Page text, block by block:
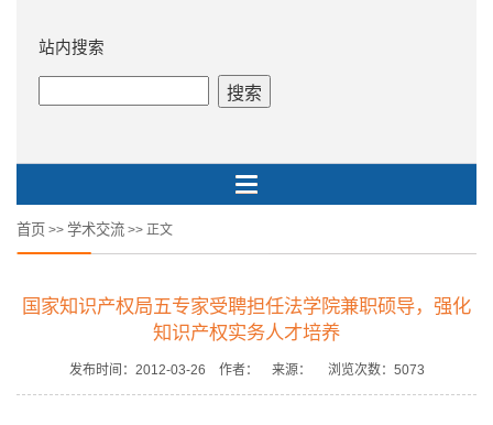
站内搜索
首页 >> 学术交流 >> 正文
国家知识产权局五专家受聘担任法学院兼职硕导，强化
知识产权实务人才培养
发布时间：2012-03-26 作者： 来源： 浏览次数： 5073